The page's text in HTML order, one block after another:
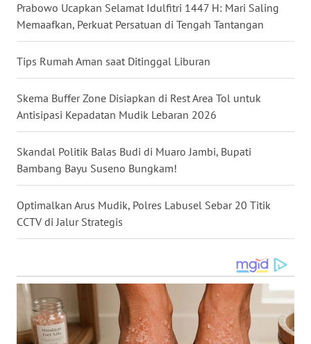
Prabowo Ucapkan Selamat Idulfitri 1447 H: Mari Saling
Memaafkan, Perkuat Persatuan di Tengah Tantangan
Tips Rumah Aman saat Ditinggal Liburan
Skema Buffer Zone Disiapkan di Rest Area Tol untuk
Antisipasi Kepadatan Mudik Lebaran 2026
Skandal Politik Balas Budi di Muaro Jambi, Bupati
Bambang Bayu Suseno Bungkam!
Optimalkan Arus Mudik, Polres Labusel Sebar 20 Titik
CCTV di Jalur Strategis
WN
KALTARA
WN
KALSEL
WN
KALTIM
WN
WN
SULUT
WN